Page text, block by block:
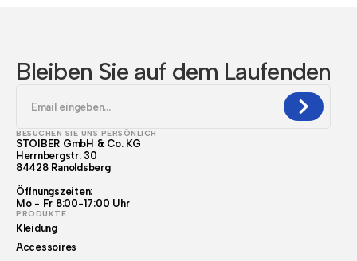
Bleiben Sie auf dem Laufenden
BESUCHEN SIE UNS PERSÖNLICH
STOIBER GmbH & Co. KG
Herrnbergstr. 30
84428 Ranoldsberg
Öffnungszeiten:
Mo - Fr 8:00-17:00 Uhr
PRODUKTE
Kleidung
Accessoires